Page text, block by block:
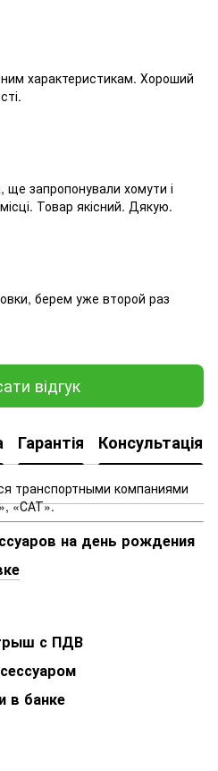
характеристикам. Хороший
ще запропонували хомути і
Товар якісний. Дякую.
берем уже второй раз
відгук
Гарантія Консультація
на день рождения
с ПДВ
в банке